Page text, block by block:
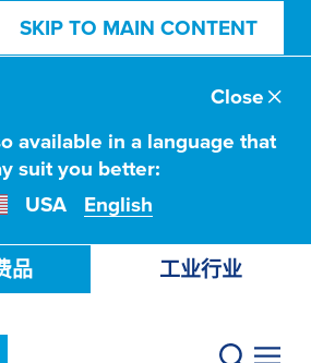
SKIP TO MAIN CONTENT
available in a language that
suit you better:
USA
English
Close
品 工业行业